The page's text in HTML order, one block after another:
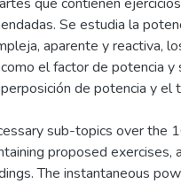
Se estudia la
aparente y reactiva,
el factor de potencia y
de potencia y el
sub-topics over the
proposed exercises,
The instantaneous